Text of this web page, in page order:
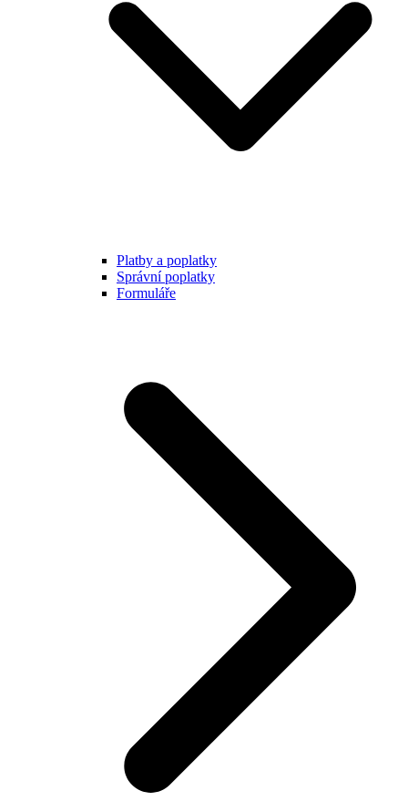
Platby a poplatky
Správní poplatky
Formuláře